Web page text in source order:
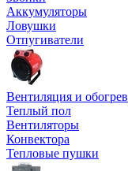
Аккумуляторы
Ловушки
Отпугиватели
Вентиляция и обогрев
Теплый пол
Вентиляторы
Конвектора
Тепловые пушки